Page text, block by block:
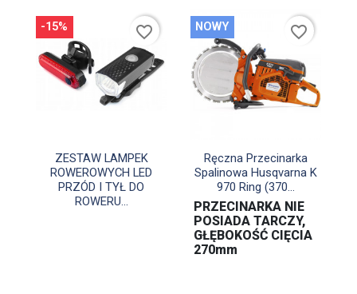
Szybki podgląd
ZESTAW LAMPEK
ROWEROWYCH LED
PRZÓD I TYŁ DO
ROWERU...
-15% favorite_border
Szybki podgląd
Ręczna Przecinarka
Spalinowa Husqvarna K
970 Ring (370...
PRZECINARKA NIE
POSIADA TARCZY,
GŁĘBOKOŚĆ CIĘCIA
270mm
NOWY favorite_border